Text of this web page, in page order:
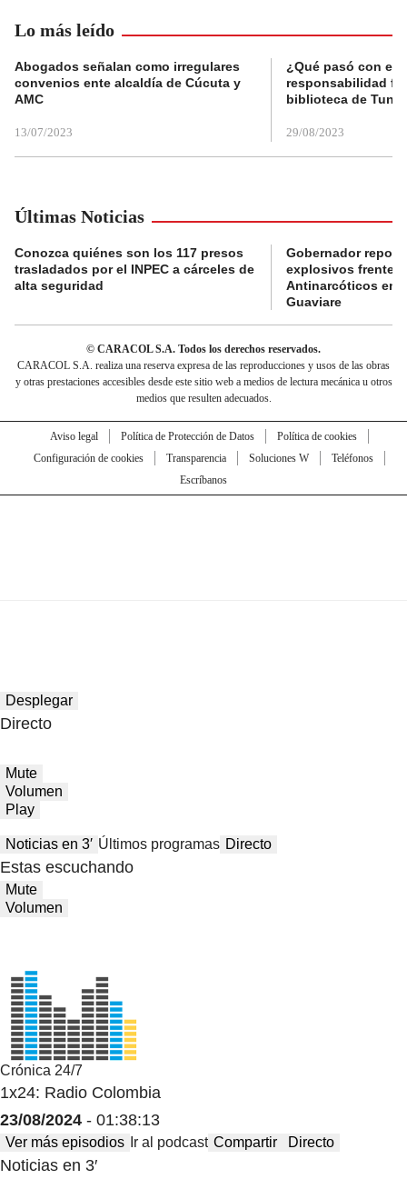
Lo más leído
Abogados señalan como irregulares
convenios ente alcaldía de Cúcuta y
AMC
13/07/2023
¿Qué pasó con el
responsabilidad
biblioteca de
29/08/2023
Últimas Noticias
Conozca quiénes son los 117 presos
trasladados por el INPEC a cárceles de
alta seguridad
Gobernador
explosivos frente a
Antinarcóticos en
Guaviare
© CARACOL S.A. Todos los derechos reservados.
CARACOL S.A. realiza una reserva expresa de las reproducciones y usos de las obras
y otras prestaciones accesibles desde este sitio web a medios de lectura mecánica u otros
medios que resulten adecuados.
Aviso legal Política de Protección de Datos
Política de cookies
Configuración de cookies
Transparencia Soluciones W
Teléfonos
Escríbanos
Desplegar
Directo
Mute
Volumen
Play
Noticias en 3′ Últimos programas Directo
Estas escuchando
Mute
Volumen
Crónica 24/7
1x24: Radio Colombia
23/08/2024 - 01:38:13
Ver más episodios Ir al podcast Compartir Directo
Noticias en 3′